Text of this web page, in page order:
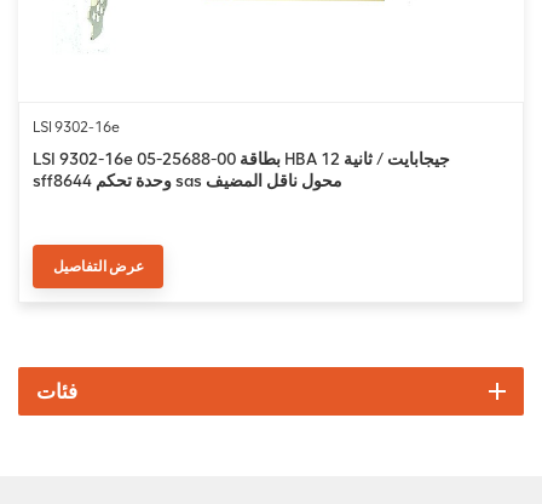
LSI 9302-16e
LSI 9302-16e 05-25688-00 بطاقة HBA 12 جيجابايت / ثانية
sff8644 وحدة تحكم sas محول ناقل المضيف
عرض التفاصيل
فئات